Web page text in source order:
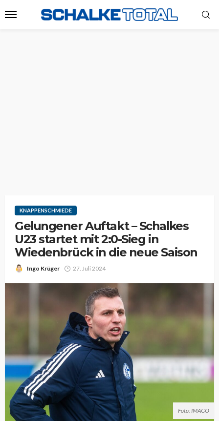
KNAPPENSCHMIEDE
Gelungener Auftakt – Schalkes
U23 startet mit 2:0-Sieg in
Wiedenbrück in die neue Saison
Ingo Krüger 27. Juli 2024
Foto: IMAGO